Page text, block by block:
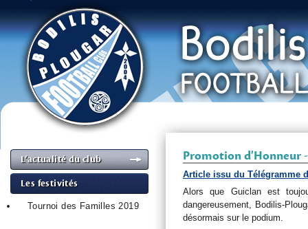
L’actualité du club
Les festivités
Tournoi des Familles 2019
Promotion d'Honneur
Article issu du Télégramme
Alors que Guiclan est
dangereusement, Bodilis-
désormais sur le podium.